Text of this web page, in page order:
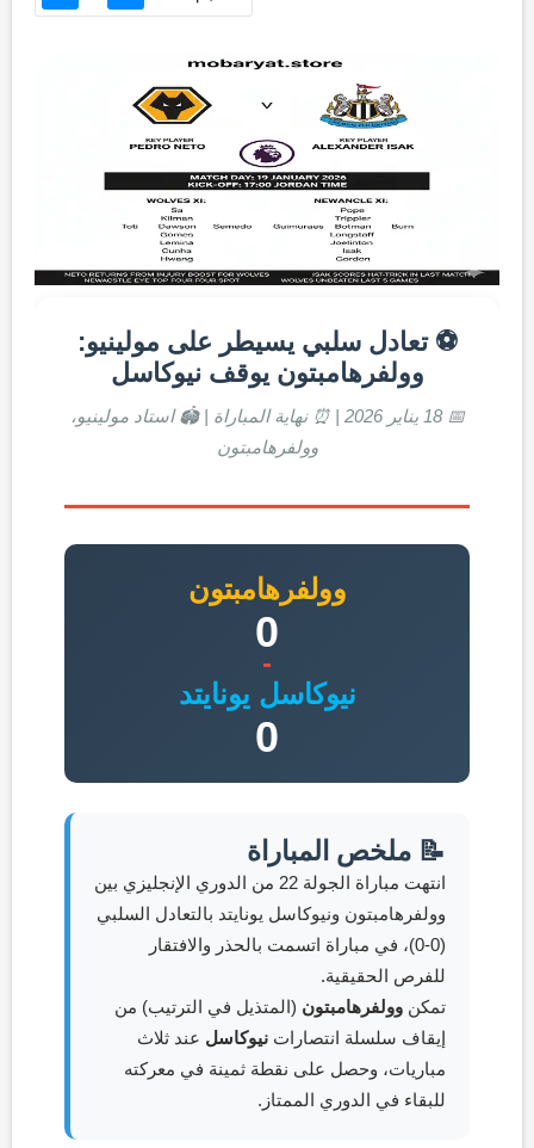
⚽ تعادل سلبي يسيطر على مولينيو:
وولفرهامبتون يوقف نيوكاسل
📅 18 يناير 2026 | ⏰ نهاية المباراة | 🏟️ استاد مولينيو،
وولفرهامبتون
وولفرهامبتون
0
-
نيوكاسل يونايتد
0
📝 ملخص المباراة
انتهت مباراة الجولة 22 من الدوري الإنجليزي بين
وولفرهامبتون ونيوكاسل يونايتد بالتعادل السلبي
(0-0)، في مباراة اتسمت بالحذر والافتقار
للفرص الحقيقية.
تمكن وولفرهامبتون (المتذيل في الترتيب) من
إيقاف سلسلة انتصارات نيوكاسل عند ثلاث
مباريات، وحصل على نقطة ثمينة في معركته
للبقاء في الدوري الممتاز.